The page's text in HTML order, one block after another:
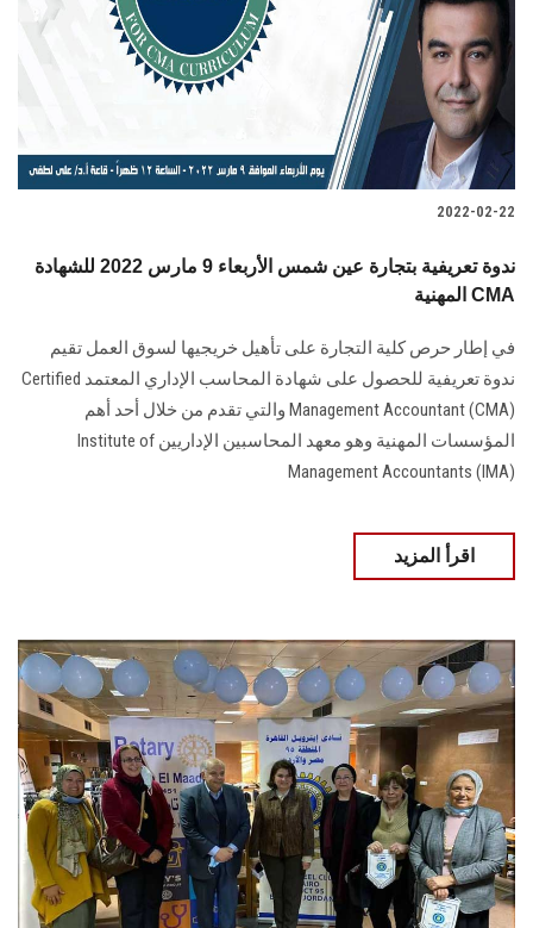
2022-02-22
ندوة تعريفية بتجارة عين شمس الأربعاء 9 مارس 2022 للشهادة
المهنية CMA
في إطار حرص كلية التجارة على تأهيل خريجيها لسوق العمل تقيم
ندوة تعريفية للحصول على شهادة المحاسب الإداري المعتمد Certified
Management Accountant (CMA) والتي تقدم من خلال أحد أهم
المؤسسات المهنية وهو معهد المحاسبين الإداريين Institute of
Management Accountants (IMA)
اقرأ المزيد